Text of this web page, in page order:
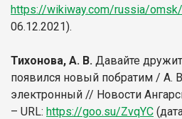
https://wikiway.com/russia/omsk/
06.12.2021).
Тихонова, А. В. Давайте
появился новый побратим / А.
электронный // Новости
– URL: https://goo.su/ZvqYC